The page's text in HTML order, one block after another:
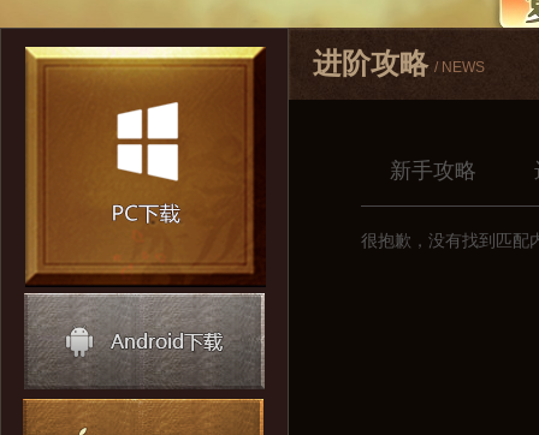
进阶攻略 / NEWS
新手攻略
很抱歉，没有找到匹配